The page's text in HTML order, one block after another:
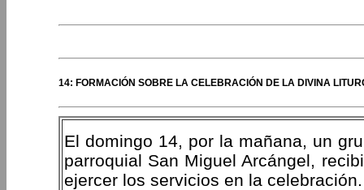
14: FORMACIÓN SOBRE LA CELEBRACIÓN DE LA DIVINA
El domingo 14, por la mañana, un
parroquial San Miguel Arcángel,
ejercer los servicios en la celebración.